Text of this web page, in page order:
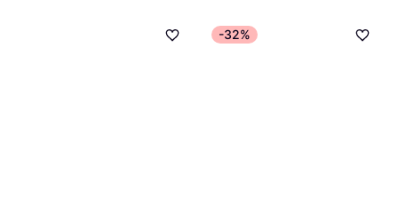
-32%